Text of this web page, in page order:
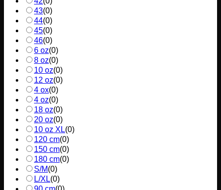
43(0)
44(0)
45(0)
46(0)
6 oz(0)
8 oz(0)
10 oz(0)
12 oz(0)
4 ox(0)
4 oz(0)
18 oz(0)
20 oz(0)
10 oz XL(0)
120 cm(0)
150 cm(0)
180 cm(0)
S/M(0)
L/XL(0)